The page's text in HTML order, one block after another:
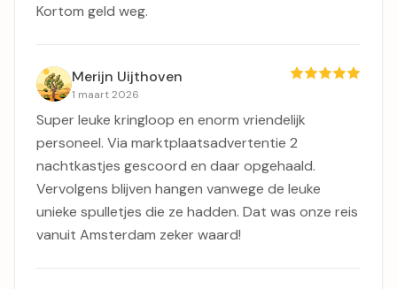
Kortom geld weg.
Merijn Uijthoven
1 maart 2026
Super leuke kringloop en enorm vriendelijk
personeel. Via marktplaatsadvertentie 2
nachtkastjes gescoord en daar opgehaald.
Vervolgens blijven hangen vanwege de leuke
unieke spulletjes die ze hadden. Dat was onze reis
vanuit Amsterdam zeker waard!